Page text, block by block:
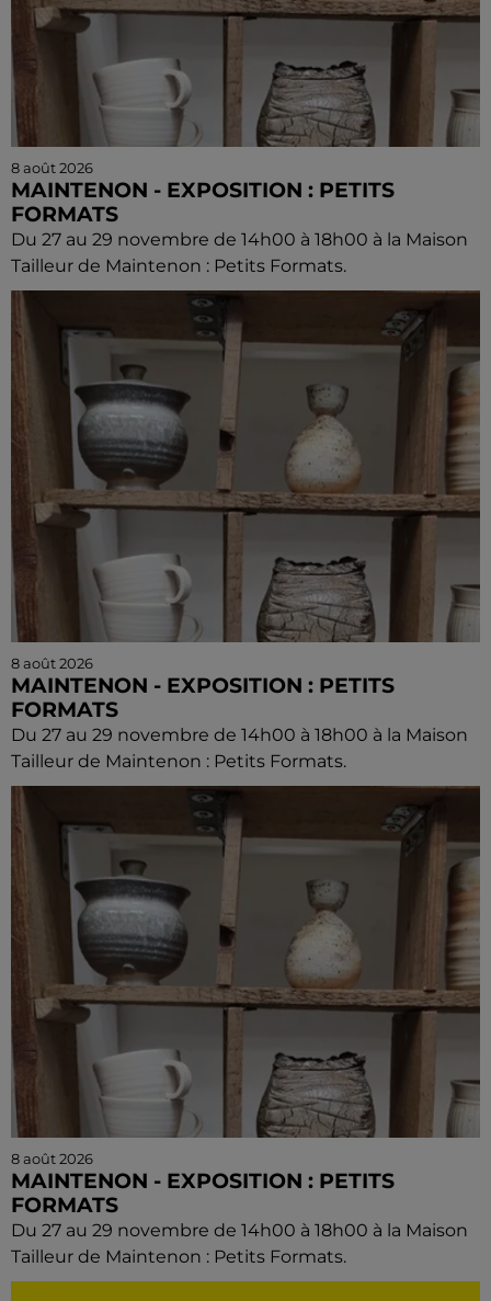
8 août 2026
MAINTENON - EXPOSITION : PETITS
FORMATS
Du 27 au 29 novembre de 14h00 à 18h00 à la Maison
Tailleur de Maintenon : Petits Formats.
8 août 2026
MAINTENON - EXPOSITION : PETITS
FORMATS
Du 27 au 29 novembre de 14h00 à 18h00 à la Maison
Tailleur de Maintenon : Petits Formats.
8 août 2026
MAINTENON - EXPOSITION : PETITS
FORMATS
Du 27 au 29 novembre de 14h00 à 18h00 à la Maison
Tailleur de Maintenon : Petits Formats.